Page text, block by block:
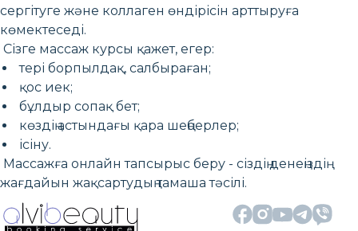
сергітуге және коллаген өндірісін арттыруға
көмектеседі.
Сізге массаж курсы қажет, егер:
тері борпылдақ, салбыраған;
қос иек;
бұлдыр сопақ бет;
көздің астындағы қара шеңберлер;
ісіну.
Массажға онлайн тапсырыс беру - сіздің денеңіздің
жағдайын жақсартудың тамаша тәсілі.